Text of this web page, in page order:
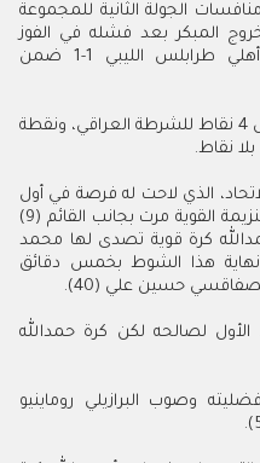
الجولة الثانية للمجموعة
المبكر بعد فشله في الفوز
للمباراة الثانية تواليا بتعادله امام أهلي طرابلس الليبي 1-1 ضمن
ورفع الاتحاد رصيده إلى 6 نقاط، مقابل 4 نقاط للشرطة العراقي، ونقطة
نقاط.
الذي لاحت له فرصة في أول
عشر دقائق، لكن كرة الفرنسي كريم بنزيمة القوية مرت بجانب القائم (9)
كرة قوية تصدى لها محمد
خطورتها (31) وقبل نهاية هذا الشوط بخمس دقائق
حسين علي (40).
الأول لصالحه لكن كرة حمدالله
وصوب البرازيلي روماينيو